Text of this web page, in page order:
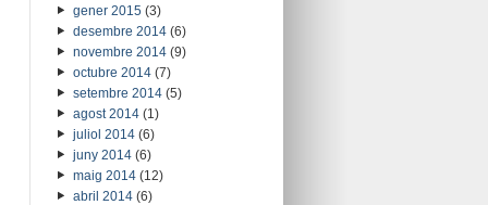
gener 2015(3)
desembre 2014(6)
novembre 2014(9)
octubre 2014(7)
setembre 2014(5)
agost 2014(1)
juliol 2014(6)
juny 2014(6)
maig 2014(12)
abril 2014(6)